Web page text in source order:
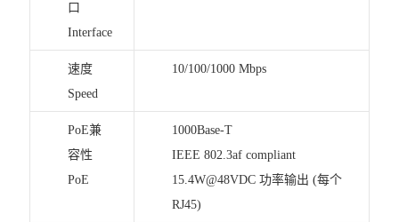
口
Interface
速度
Speed
10/100/1000 Mbps
PoE兼
容性
PoE
1000Base-T
IEEE 802.3af compliant
15.4W@48VDC 功率输出 (每个
RJ45)